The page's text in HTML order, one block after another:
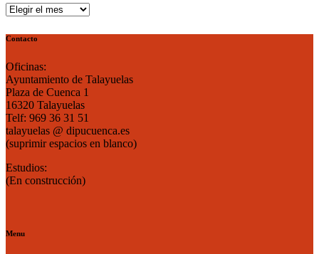
Publicaciones
mes
Contacto
Oficinas:
Ayuntamiento de Talayuelas
Plaza de Cuenca 1
16320 Talayuelas
Telf: 969 36 31 51
talayuelas @ dipucuenca.es
(suprimir espacios en blanco)
Estudios:
(En construcción)
Menu